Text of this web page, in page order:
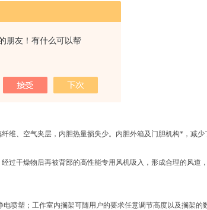
朋友！有什么可以帮
燥、烘焙熔蜡、灭菌作用。
单易懂，便于操作。
气
有定时功能，控温精确可靠。
设计使清洁更方便。
维、空气夹层，内胆热量损失少。内胆外箱及门胆机构*，减少
过干燥物后再被背部的高性能专用风机吸入，形成合理的风道
喷塑；工作室内搁架可随用户的要求任意调节高度以及搁架的